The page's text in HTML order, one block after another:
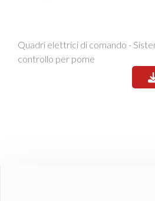
Quadri elettrici di comando -
controllo per pome